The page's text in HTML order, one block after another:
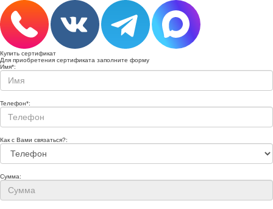
Купить сертификат
Для приобретения сертификата заполните форму
Имя*:
Телефон*:
Как с Вами связаться?:
Сумма: